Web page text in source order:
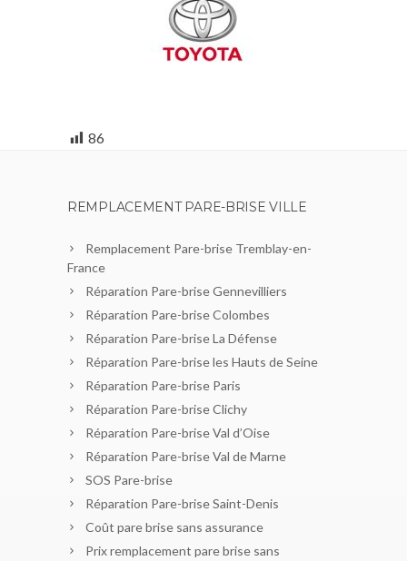
86
REMPLACEMENT PARE-BRISE VILLE
Remplacement Pare-brise Tremblay-en-
France
Réparation Pare-brise Gennevilliers
Réparation Pare-brise Colombes
Réparation Pare-brise La Défense
Réparation Pare-brise les Hauts de Seine
Réparation Pare-brise Paris
Réparation Pare-brise Clichy
Réparation Pare-brise Val d’Oise
Réparation Pare-brise Val de Marne
SOS Pare-brise
Réparation Pare-brise Saint-Denis
Coût pare brise sans assurance
Prix remplacement pare brise sans